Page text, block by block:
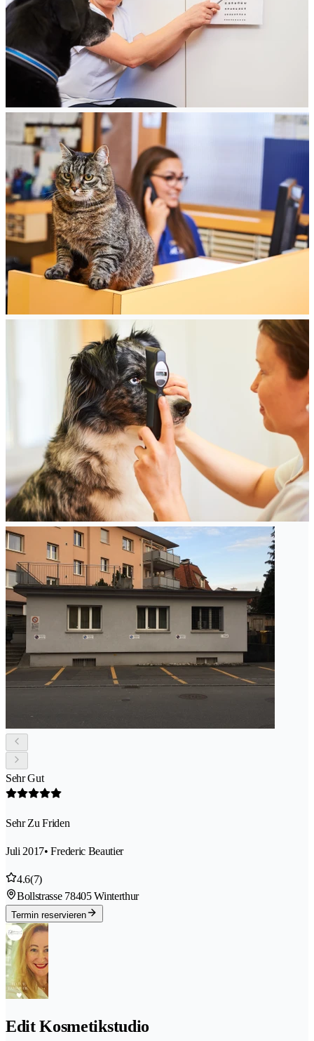
Sehr Gut
Sehr Zu Friden
Juli 2017• Frederic Beautier
4.6(7)
Bollstrasse 78405 Winterthur
Termin reservieren
Edit Kosmetikstudio